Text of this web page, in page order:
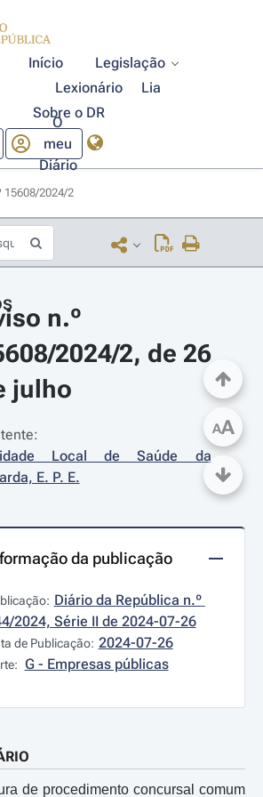
Início
Legislação
Lexionário
Lia
Sobre o DR
O
meu
Diário
15608/2024/2
n.º
2024/2, de 26
julho
Local de Saúde da
E. P. E.
da publicação
Diário da República n.º
2024, Série II de 2024-07-26
de Publicação: 2024-07-26
G - Empresas públicas
de procedimento concursal comum
AA